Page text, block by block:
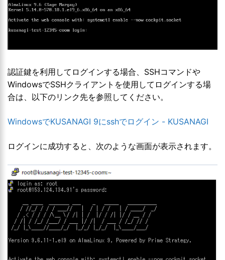
認証鍵を利用してログインする場合、SSHコマンドや
WindowsでSSHクライアントを使用してログインする場
合は、以下のリンク先を参照してください。
WindowsでKUSANAGI 9にsshでログイン - KUSANAGI
ログインに成功すると、次のような画面が表示されます。